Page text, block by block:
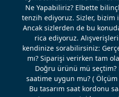
Ne Yapabiliriz? Elbette
tenzih ediyoruz. Sizler,
Ancak sizlerden de bu
rica ediyoruz.
kendinize sorabilirsiniz:
mı? Siparişi verirken tam
Doğru ürünü mü
saatime uygun mu? (
Bu tasarım saat kordonu